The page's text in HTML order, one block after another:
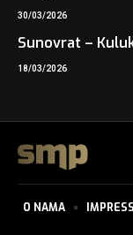
30/03/2026
Sunovrat –
18/03/2026
O NAMA